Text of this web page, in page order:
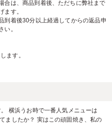
合は、商品到着後、ただちに弊社まで
ます。
到着後30分以上経過してからの返品申
い。
ます。
横浜うお時で一番人気メニューは
ましたか？ 実はこの頑固焼き、私の